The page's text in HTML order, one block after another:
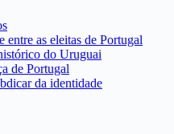
as eleitas de Portugal
do Uruguai
de Portugal
da identidade